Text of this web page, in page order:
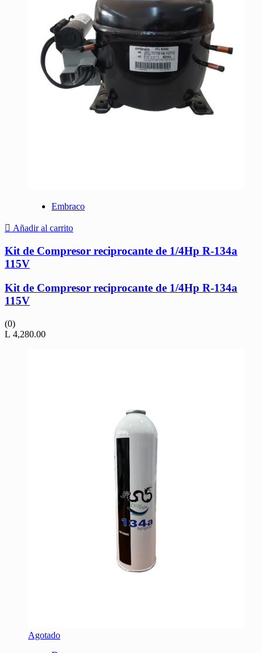
Embraco
Añadir al carrito
Kit de Compresor reciprocante de 1/4Hp R-134a
115V
Kit de Compresor reciprocante de 1/4Hp R-134a
115V
(0)
L 4,280.00
Agotado